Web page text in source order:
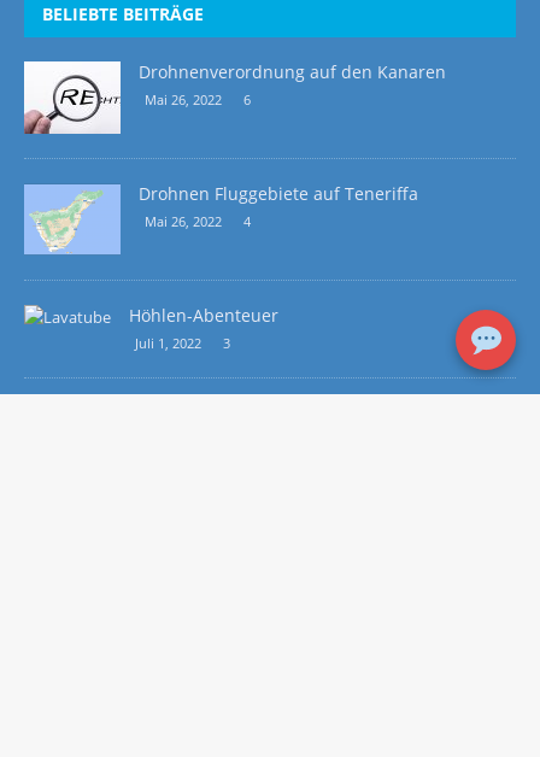
BELIEBTE BEITRÄGE
Drohnenverordnung auf den Kanaren
Mai 26, 2022 6
Drohnen Fluggebiete auf Teneriffa
Mai 26, 2022 4
Höhlen-Abenteuer
Juli 1, 2022 3